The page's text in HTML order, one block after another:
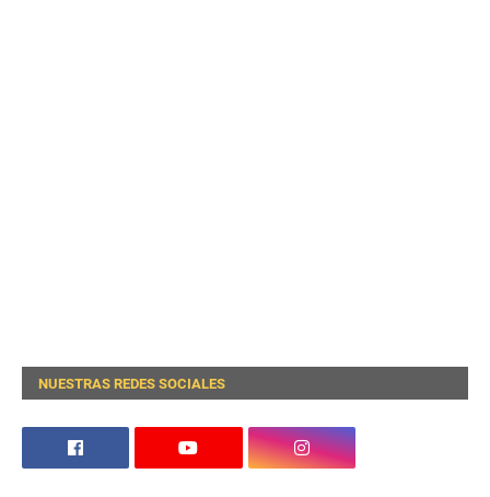
NUESTRAS REDES SOCIALES